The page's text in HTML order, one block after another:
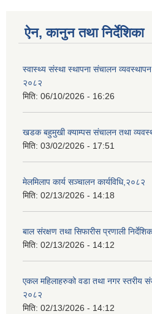
ऐन, कानुन तथा निर्देशिका
स्वास्थ्य संस्था स्थापना संचालन व्यवस्थापन
२०८२
मिति: 06/10/2026 - 16:26
खडक बहुमुखी क्याम्पस संचालन तथा
मिति: 03/02/2026 - 17:51
मेलमिलाप कार्य सञ्चालन कार्यविधि,२०८२
मिति: 02/13/2026 - 14:18
बाल संरक्षण तथा सिफारीस प्रणाली
मिति: 02/13/2026 - 14:12
एकल महिलाहरुको वडा तथा नगर स्तरीय
२०८२
मिति: 02/13/2026 - 14:12